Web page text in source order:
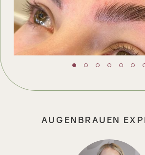
AUGENBRAUEN